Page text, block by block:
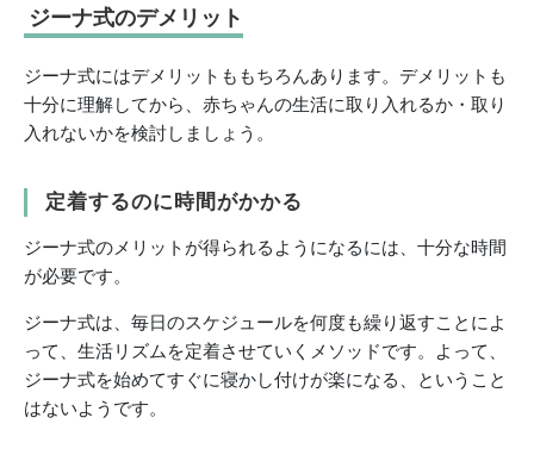
ジーナ式のデメリット
ジーナ式にはデメリットももちろんあります。デメリットも
十分に理解してから、赤ちゃんの生活に取り入れるか・取り
入れないかを検討しましょう。
定着するのに時間がかかる
ジーナ式のメリットが得られるようになるには、十分な時間
が必要です。
ジーナ式は、毎日のスケジュールを何度も繰り返すことによ
って、生活リズムを定着させていくメソッドです。よって、
ジーナ式を始めてすぐに寝かし付けが楽になる、ということ
はないようです。